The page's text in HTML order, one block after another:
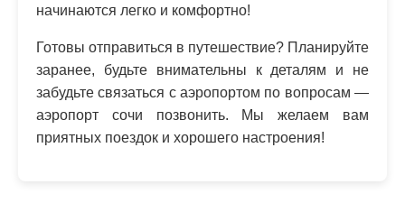
начинаются легко и комфортно!
Готовы отправиться в путешествие? Планируйте
заранее, будьте внимательны к деталям и не
забудьте связаться с аэропортом по вопросам —
аэропорт сочи позвонить. Мы желаем вам
приятных поездок и хорошего настроения!